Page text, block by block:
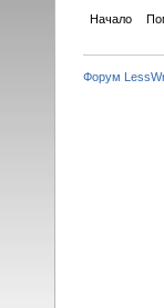
Начало
Форум